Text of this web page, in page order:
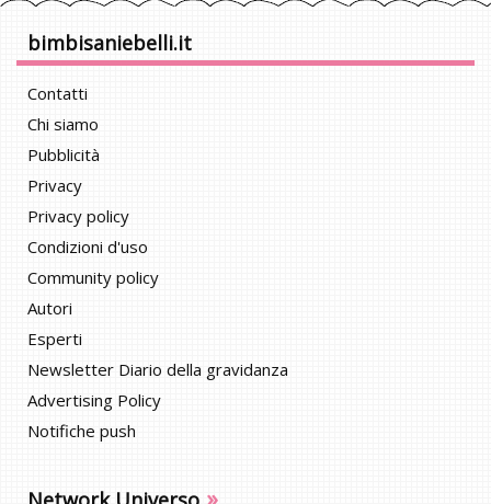
bimbisaniebelli.it
Contatti
Chi siamo
Pubblicità
Privacy
Privacy policy
Condizioni d'uso
Community policy
Autori
Esperti
Newsletter Diario della gravidanza
Advertising Policy
Notifiche push